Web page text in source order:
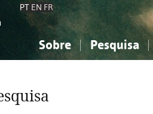
PT EN FR
Sobre Pesquisa
Ciências sociais...
Ciências sociais...